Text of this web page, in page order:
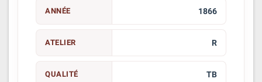
ANNÉE 1866
ATELIER R
QUALITÉ TB